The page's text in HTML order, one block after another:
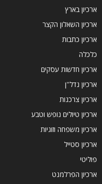
ארכיון בארץ
ארכיון השאלון הקצר
ארכיון כתבות
כלכלה
ארכיון חדשות עסקים
ארכיון נדל''ן
ארכיון צרכנות
ארכיון טיולים נופש וטבע
ארכיון משפחה וזוגיות
ארכיון סטייל
פוליטי
ארכיון הפרלמנט